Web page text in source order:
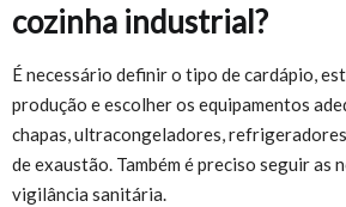
cozinha industrial?
É necessário definir o tipo de cardápio,
produção e escolher os equipamentos
chapas, ultracongeladores,
de exaustão. Também é preciso seguir as
vigilância sanitária.